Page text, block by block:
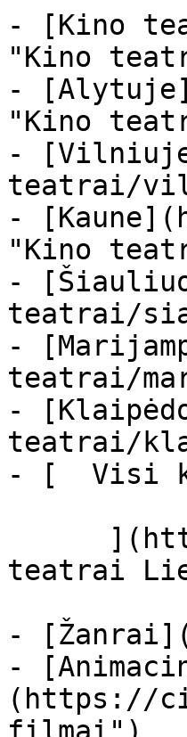
- [Kino
"Kino
-
"Kino
-
teatrai/
-
"Kino
-
teatrai/
-
teatrai/
-
teatrai/
- [  Visi
teatrai
-
-
(https://